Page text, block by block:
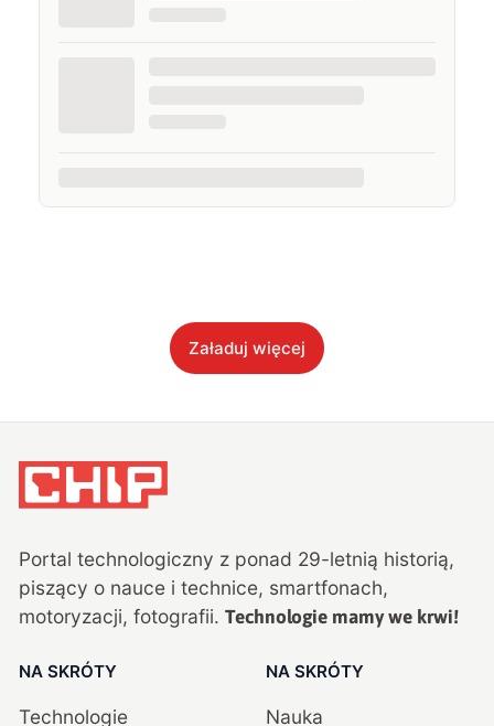
Załaduj więcej
Portal technologiczny z ponad 29-letnią historią,
piszący o nauce i technice, smartfonach,
motoryzacji, fotografii. Technologie mamy we krwi!
NA SKRÓTY
Technologie
NA SKRÓTY
Nauka